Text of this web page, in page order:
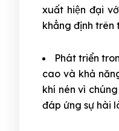
xuất hiện đại
khẳng định trên
Phát triển
cao và khả
khí nén vì
đáp ứng sự hài